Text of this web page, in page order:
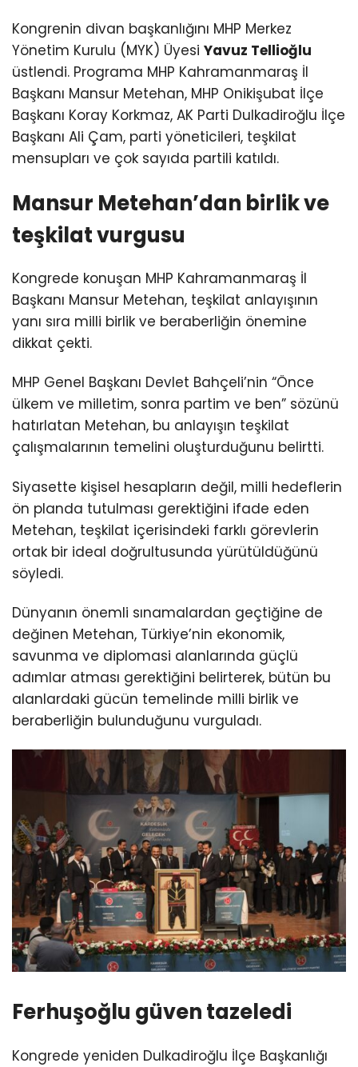
Kongrenin divan başkanlığını MHP Merkez
Yönetim Kurulu (MYK) Üyesi Yavuz Tellioğlu
üstlendi. Programa MHP Kahramanmaraş İl
Başkanı Mansur Metehan, MHP Onikişubat İlçe
Başkanı Koray Korkmaz, AK Parti Dulkadiroğlu İlçe
Başkanı Ali Çam, parti yöneticileri, teşkilat
mensupları ve çok sayıda partili katıldı.
Mansur Metehan’dan birlik ve
teşkilat vurgusu
Kongrede konuşan MHP Kahramanmaraş İl
Başkanı Mansur Metehan, teşkilat anlayışının
yanı sıra milli birlik ve beraberliğin önemine
dikkat çekti.
MHP Genel Başkanı Devlet Bahçeli’nin “Önce
ülkem ve milletim, sonra partim ve ben” sözünü
hatırlatan Metehan, bu anlayışın teşkilat
çalışmalarının temelini oluşturduğunu belirtti.
Siyasette kişisel hesapların değil, milli hedeflerin
ön planda tutulması gerektiğini ifade eden
Metehan, teşkilat içerisindeki farklı görevlerin
ortak bir ideal doğrultusunda yürütüldüğünü
söyledi.
Dünyanın önemli sınamalardan geçtiğine de
değinen Metehan, Türkiye’nin ekonomik,
savunma ve diplomasi alanlarında güçlü
adımlar atması gerektiğini belirterek, bütün bu
alanlardaki gücün temelinde milli birlik ve
beraberliğin bulunduğunu vurguladı.
Ferhuşoğlu güven tazeledi
Kongrede yeniden Dulkadiroğlu İlçe Başkanlığı